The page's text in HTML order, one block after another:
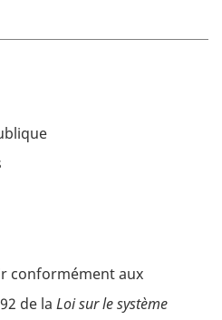
conformément aux
de la Loi sur le système